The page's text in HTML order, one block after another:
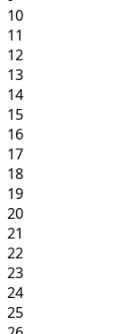
10
11
12
13
14
15
16
17
18
19
20
21
22
23
24
25